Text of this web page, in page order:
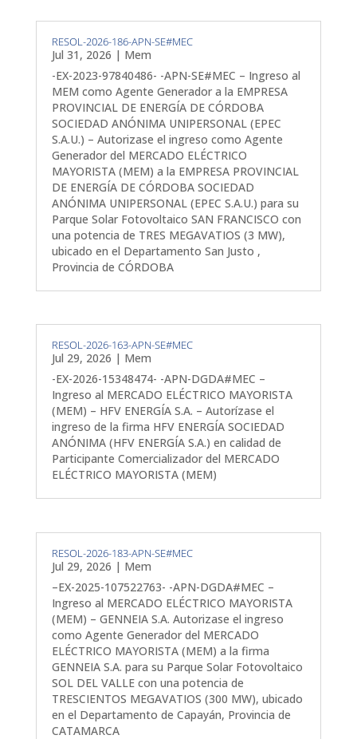
RESOL-2026-186-APN-SE#MEC
Jul 31, 2026 | Mem
-EX-2023-97840486- -APN-SE#MEC – Ingreso al
MEM como Agente Generador a la EMPRESA
PROVINCIAL DE ENERGÍA DE CÓRDOBA
SOCIEDAD ANÓNIMA UNIPERSONAL (EPEC
S.A.U.) – Autorizase el ingreso como Agente
Generador del MERCADO ELÉCTRICO
MAYORISTA (MEM) a la EMPRESA PROVINCIAL
DE ENERGÍA DE CÓRDOBA SOCIEDAD
ANÓNIMA UNIPERSONAL (EPEC S.A.U.) para su
Parque Solar Fotovoltaico SAN FRANCISCO con
una potencia de TRES MEGAVATIOS (3 MW),
ubicado en el Departamento San Justo ,
Provincia de CÓRDOBA
RESOL-2026-163-APN-SE#MEC
Jul 29, 2026 | Mem
-EX-2026-15348474- -APN-DGDA#MEC –
Ingreso al MERCADO ELÉCTRICO MAYORISTA
(MEM) – HFV ENERGÍA S.A. – Autorízase el
ingreso de la firma HFV ENERGÍA SOCIEDAD
ANÓNIMA (HFV ENERGÍA S.A.) en calidad de
Participante Comercializador del MERCADO
ELÉCTRICO MAYORISTA (MEM)
RESOL-2026-183-APN-SE#MEC
Jul 29, 2026 | Mem
–EX-2025-107522763- -APN-DGDA#MEC –
Ingreso al MERCADO ELÉCTRICO MAYORISTA
(MEM) – GENNEIA S.A. Autorizase el ingreso
como Agente Generador del MERCADO
ELÉCTRICO MAYORISTA (MEM) a la firma
GENNEIA S.A. para su Parque Solar Fotovoltaico
SOL DEL VALLE con una potencia de
TRESCIENTOS MEGAVATIOS (300 MW), ubicado
en el Departamento de Capayán, Provincia de
CATAMARCA